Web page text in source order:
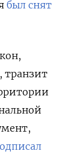
был снят
транзит